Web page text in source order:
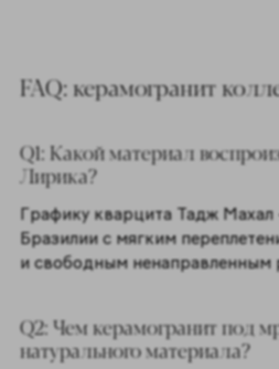
FAQ: керамогранит
Q1: Какой материал
Лирика?
Графику кварцита Тадж
Бразилии с мягким
и свободным ненаправленным
Q2: Чем керамогранит под
натурального материала?